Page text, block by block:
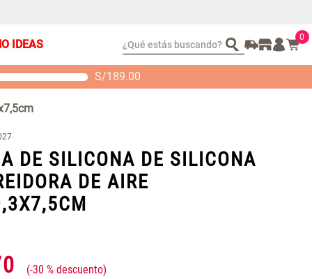
IDEAS ¿Qué estás buscando? 0
S/189.00
DE SILICONA DE SILICONA
DE AIRE
-30 %